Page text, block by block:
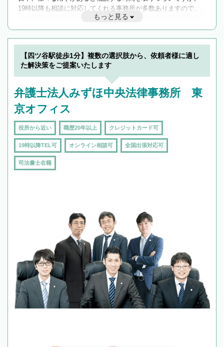
19時以降も相談に対応してくれる事務所が多数ありますので、
遅い時間の相談が増えそうな場合はそのような事務所に絞り込
んで検索してみましょう。
19時以降TEL可の条件
を加えて再検索
もっと見る
【四ツ谷駅徒歩1分】複数の選択肢から、依頼者様に適し
た解決策をご提案いたします
弁護士法人みずほ中央法律事務所 東
京オフィス
役所から近い 職歴20年以上 クレジットカード可
19時以降TEL可 オンライン相談可 全国出張対応可
司法書士在籍